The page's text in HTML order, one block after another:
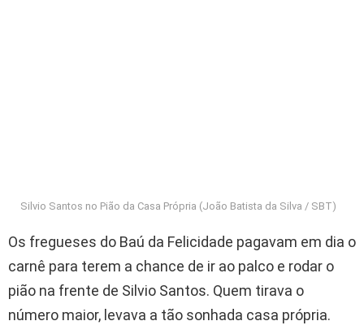
Silvio Santos no Pião da Casa Própria (João Batista da Silva / SBT)
Os fregueses do Baú da Felicidade pagavam em dia o
carnê para terem a chance de ir ao palco e rodar o
pião na frente de Silvio Santos. Quem tirava o
número maior, levava a tão sonhada casa própria.